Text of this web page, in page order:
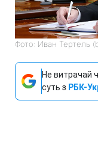
Фото: Иван Тертель
Не витрачай
суть з РБК-